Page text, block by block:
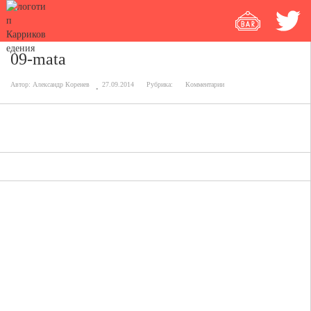
09-mata
Автор: Александр Коренев 27.09.2014 Рубрика: Комментарии